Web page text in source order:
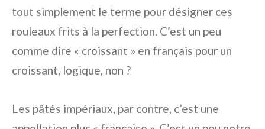
tout simplement le terme pour désigner ces
rouleaux frits à la perfection. C’est un peu
comme dire « croissant » en français pour un
croissant, logique, non ?
Les pâtés impériaux, par contre, c’est une